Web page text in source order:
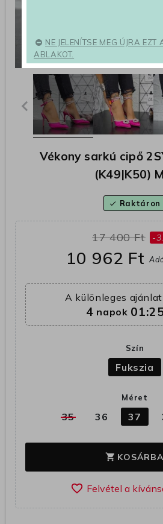
Vékony sarkú cipő
(K49|K50)
check Raktáron
17 400 Ft -
10 962 Ft
A különleges
4 napok
Szín
Fukszia
Méret
35 36 37
shopping_cart KOSÁRBA
favorite_border
NE JELENÍTSE MEG ÚJRA EZT
ABLAKOT.